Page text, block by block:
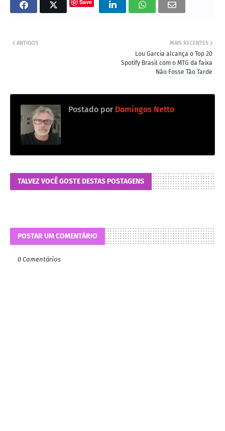
Save
MAIS RECENTES
Lou Garcia alcança o Top 20
Spotify Brasil com o MTG da faixa
Não Fosse Tão Tarde
ANTIGOS
Postado por Domingos Netto
TALVEZ VOCÊ GOSTE DESTAS POSTAGENS
POSTAR UM COMENTÁRIO
0 Comentários